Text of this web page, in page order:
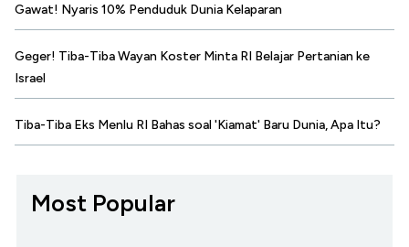
Gawat! Nyaris 10% Penduduk Dunia Kelaparan
Geger! Tiba-Tiba Wayan Koster Minta RI Belajar Pertanian ke
Israel
Tiba-Tiba Eks Menlu RI Bahas soal 'Kiamat' Baru Dunia, Apa Itu?
Most Popular